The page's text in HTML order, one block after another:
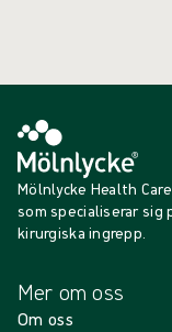
Mölnlycke Health
som specialiserar sig
kirurgiska ingrepp.
Mer om oss
Om oss